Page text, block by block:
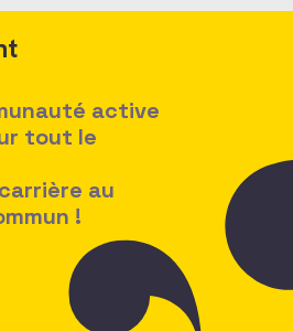
active
tout le
au
!